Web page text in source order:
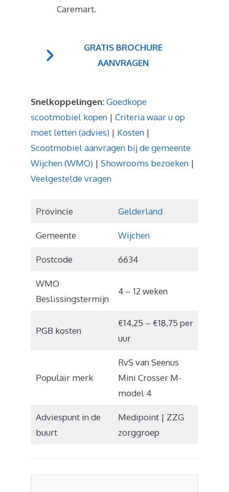
Caremart.
GRATIS BROCHURE
AANVRAGEN
Snelkoppelingen:Goedkope
scootmobiel kopen | Criteria waar u op
moet letten (advies) | Kosten |
Scootmobiel aanvragen bij de gemeente
Wijchen (WMO) | Showrooms bezoeken |
Veelgestelde vragen
Provincie Gelderland
Gemeente Wijchen
Postcode 6634
WMO
Beslissingstermijn
4 – 12 weken
PGB kosten
€14,25 – €18,75 per
uur
Populair merk
RvS van Seenus
Mini Crosser M-
model 4
Adviespunt in de
buurt
Medipoint | ZZG
zorggroep